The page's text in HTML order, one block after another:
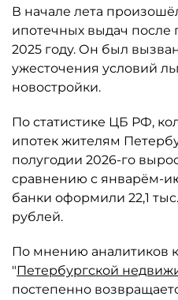
В начале лета
ипотечных выдач после
2025 году. Он был
ужесточения условий
новостройки.
По статистике ЦБ РФ,
ипотек жителям
полугодии 2026-го
сравнению с январём-
банки оформили 22,1
рублей.
По мнению аналитиков
"Петербургской
постепенно